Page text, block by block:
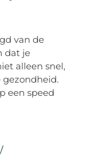
van de
dat je
alleen snel,
gezondheid.
een speed